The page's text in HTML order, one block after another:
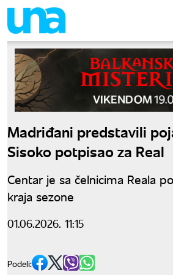
Madriđani predstavili
Sisoko potpisao za Real
Centar je sa čelnicima Reala
kraja sezone
01.06.2026. 11:15
Podeli: